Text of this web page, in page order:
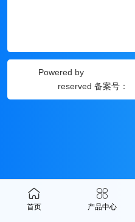
Powered by
reserved 备案号：
首页 产品中心